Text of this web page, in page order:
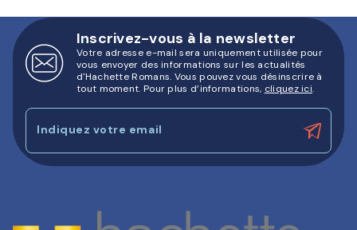
Inscrivez-vous à la newsletter
Votre adresse e-mail sera uniquement utilisée pour
vous envoyer des informations sur les actualités
d'Hachette Romans. Vous pouvez vous désinscrire à
tout moment. Pour plus d’informations, cliquez ici.
Indiquez votre email